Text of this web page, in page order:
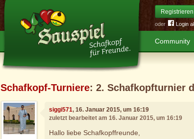
Registrieren
oder Login
Community
Schafkopf-Turniere: 2. Schafkopfturnier
siggi571, 16. Januar 2015, um 16:19
zuletzt bearbeitet am 16. Januar 2015, um 16:19
Hallo liebe Schafkopffreunde,